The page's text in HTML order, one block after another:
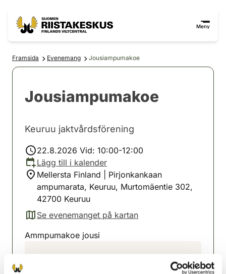
Meny
Framsida Evenemang Jousiampumakoe
Jousiampumakoe
Keuruu jaktvårdsförening
22.8.2026 Vid: 10:00-12:00
Lägg till i kalender
Mellersta Finland | Pirjonkankaan
ampumarata, Keuruu, Murtomäentie 302,
42700 Keuruu
Se evenemanget på kartan
(avautuu uuteen välilehteen)
Ammpumakoe jousi